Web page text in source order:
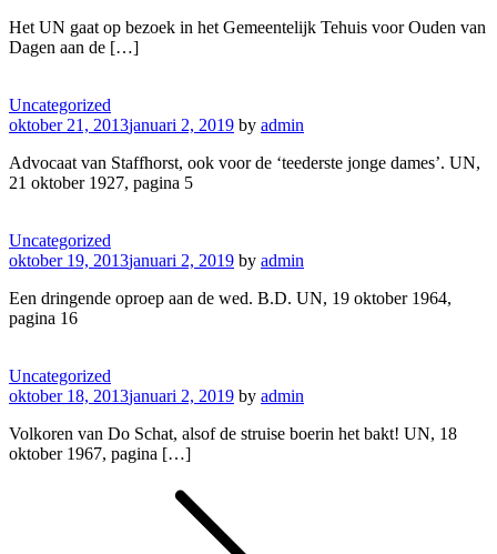
Het UN gaat op bezoek in het Gemeentelijk Tehuis voor Ouden van
Dagen aan de […]
Uncategorized
oktober 21, 2013januari 2, 2019 by admin
Advocaat van Staffhorst, ook voor de ‘teederste jonge dames’. UN,
21 oktober 1927, pagina 5
Uncategorized
oktober 19, 2013januari 2, 2019 by admin
Een dringende oproep aan de wed. B.D. UN, 19 oktober 1964,
pagina 16
Uncategorized
oktober 18, 2013januari 2, 2019 by admin
Volkoren van Do Schat, alsof de struise boerin het bakt! UN, 18
oktober 1967, pagina […]
Berichtnavigatie